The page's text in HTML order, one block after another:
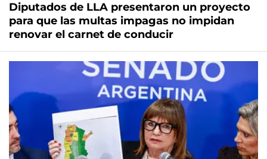
Diputados de LLA presentaron un proyecto
para que las multas impagas no impidan
renovar el carnet de conducir